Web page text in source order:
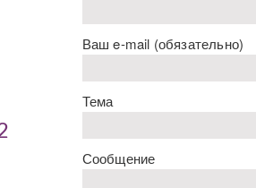
Ваш e-mail (обязательно)
Тема
Сообщение